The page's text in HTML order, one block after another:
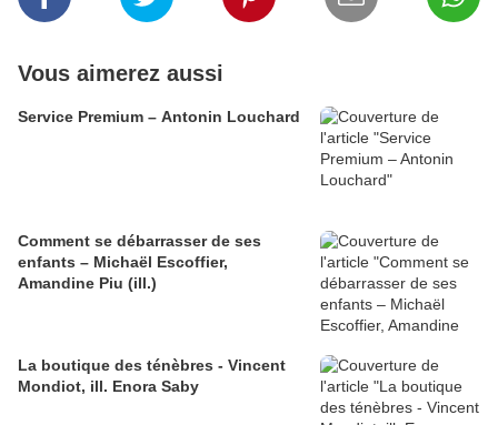
Vous aimerez aussi
Service Premium – Antonin Louchard
Comment se débarrasser de ses
enfants – Michaël Escoffier,
Amandine Piu (ill.)
La boutique des ténèbres - Vincent
Mondiot, ill. Enora Saby